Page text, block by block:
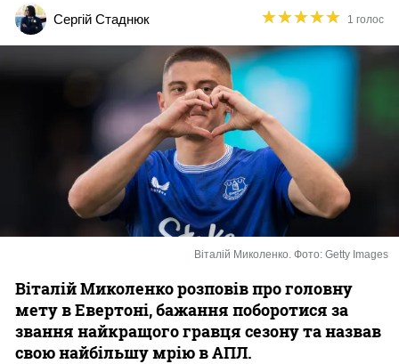
Різне
Букмекери
Казино
Сергій Стаднюк ★★★★★
★★★★★ 1 голос
Віталій Миколенко. Фото: Getty Images
Віталій Миколенко розповів про головну
мету в Евертоні, бажання поборотися за
звання найкращого гравця сезону та назвав
свою найбільшу мрію в АПЛ.